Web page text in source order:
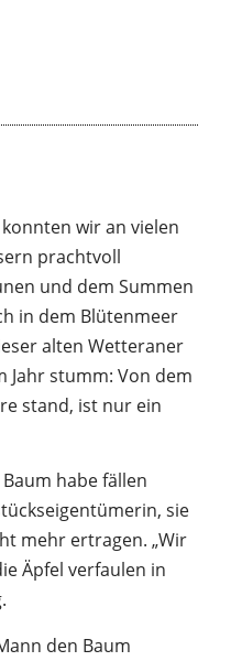
wir an vielen
prachtvoll
und dem Summen
in dem Blütenmeer
alten Wetteraner
Jahr stumm: Von dem
stand, ist nur ein
habe fällen
sie
mehr ertragen. „Wir
Äpfel verfaulen in
den Baum